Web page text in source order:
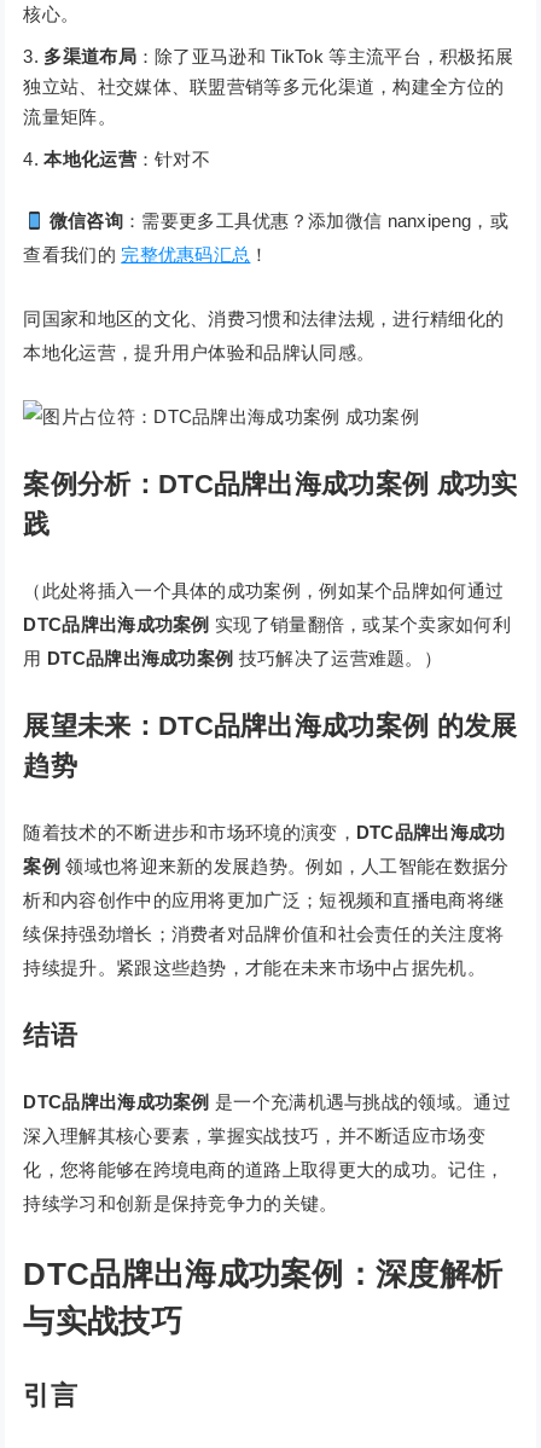
核心。
多渠道布局：除了亚马逊和 TikTok 等主流平台，积极拓展
独立站、社交媒体、联盟营销等多元化渠道，构建全方位的
流量矩阵。
本地化运营：针对不
微信咨询 ：需要更多工具优惠？添加微信 nanxipeng，或
查看我们的 完整优惠码汇总 ！
同国家和地区的文化、消费习惯和法律法规，进行精细化的
本地化运营，提升用户体验和品牌认同感。
案例分析：DTC品牌出海成功案例 成功实
践
（此处将插入一个具体的成功案例，例如某个品牌如何通过
DTC品牌出海成功案例 实现了销量翻倍，或某个卖家如何利
用 DTC品牌出海成功案例 技巧解决了运营难题。）
展望未来：DTC品牌出海成功案例 的发展
趋势
随着技术的不断进步和市场环境的演变， DTC品牌出海成功
案例 领域也将迎来新的发展趋势。例如，人工智能在数据分
析和内容创作中的应用将更加广泛；短视频和直播电商将继
续保持强劲增长；消费者对品牌价值和社会责任的关注度将
持续提升。紧跟这些趋势，才能在未来市场中占据先机。
结语
DTC品牌出海成功案例 是一个充满机遇与挑战的领域。通过
深入理解其核心要素，掌握实战技巧，并不断适应市场变
化，您将能够在跨境电商的道路上取得更大的成功。记住，
持续学习和创新是保持竞争力的关键。
DTC品牌出海成功案例：深度解析
与实战技巧
引言